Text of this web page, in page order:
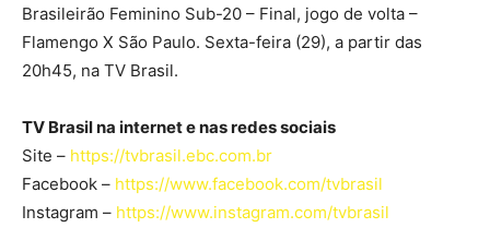
Brasileirão Feminino Sub-20 – Final, jogo de volta –
Flamengo X São Paulo. Sexta-feira (29), a partir das
20h45, na TV Brasil.
TV Brasil na internet e nas redes sociais
Site – https://tvbrasil.ebc.com.br
Facebook – https://www.facebook.com/tvbrasil
Instagram – https://www.instagram.com/tvbrasil